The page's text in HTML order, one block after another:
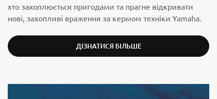
хто захоплюється пригодами та прагне відкривати
нові, захопливі враження за кермом техніки Yamaha.
ДІЗНАТИСЯ БІЛЬШЕ